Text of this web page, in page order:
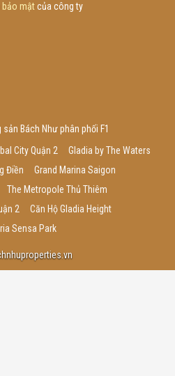
bảo mậtcủa công ty
Bách Như phân phối F1
City Quận 2
Gladia by The Waters
Điền
Grand Marina Saigon
The Metropole Thủ Thiêm
2
Căn Hộ Gladia Height
Sensa Park